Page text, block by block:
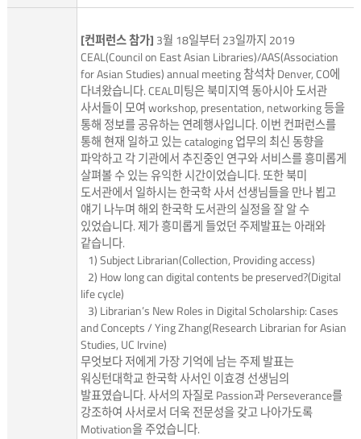
[컨퍼런스 참가] 3월 18일부터 23일까지 2019
CEAL(Council on East Asian Libraries)/AAS(Association
for Asian Studies) annual meeting 참석차 Denver, CO에
다녀왔습니다. CEAL미팅은 북미지역 동아시아 도서관
사서들이 모여 workshop, presentation, networking 등을
통해 정보를 공유하는 연례행사입니다. 이번 컨퍼런스를
통해 현재 일하고 있는 cataloging 업무의 최신 동향을
파악하고 각 기관에서 추진중인 연구와 서비스를 흥미롭게
살펴볼 수 있는 유익한 시간이었습니다. 또한 북미
도서관에서 일하시는 한국학 사서 선생님들을 만나 뵙고
얘기 나누며 해외 한국학 도서관의 실정을 잘 알 수
있었습니다. 제가 흥미롭게 들었던 주제발표는 아래와
같습니다.
1) Subject Librarian(Collection, Providing access)
2) How long can digital contents be preserved?(Digital
life cycle)
3) Librarian’s New Roles in Digital Scholarship: Cases
and Concepts / Ying Zhang(Research Librarian for Asian
Studies, UC Irvine)
무엇보다 저에게 가장 기억에 남는 주제 발표는
워싱턴대학교 한국학 사서인 이효경 선생님의
발표였습니다. 사서의 자질로 Passion과 Perseverance를
강조하여 사서로서 더욱 전문성을 갖고 나아가도록
Motivation을 주었습니다.